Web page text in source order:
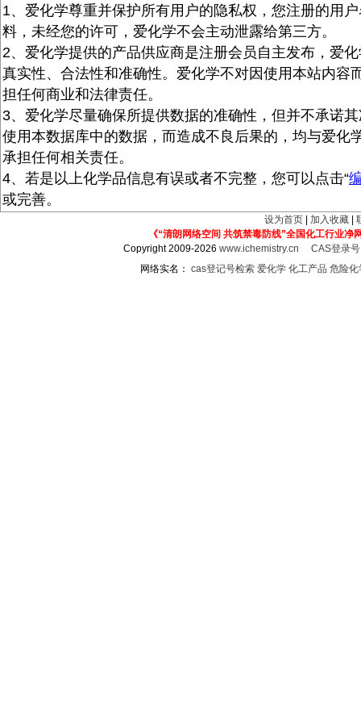
1、爱化学尊重并保护所有用户的隐私权，您注册的用
料，未经您的许可，爱化学不会主动泄露给第三方。
2、爱化学提供的产品供应商是注册会员自主发布，爱
真实性、合法性和准确性。爱化学不对因使用本站内容
担任何商业和法律责任。
3、爱化学尽量确保所提供数据的准确性，但并不承诺
使用本数据库中的数据，而造成不良后果的，均与爱化
承担任何相关责任。
4、若是以上化学品信息有误或者不完整，您可以点击“
或完善。
设为首页 加入收藏
《“清朗网络空间 共筑禁毒防线”全国化工行业净
Copyright 2009-2026www.ichemistry.cn
CAS登录
网络实名： cas登记号检索 爱化学 化工产品 危险化